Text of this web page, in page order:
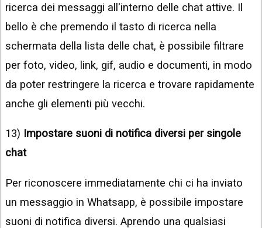
ricerca dei messaggi all'interno delle chat attive. Il
bello è che premendo il tasto di ricerca nella
schermata della lista delle chat, è possibile filtrare
per foto, video, link, gif, audio e documenti, in modo
da poter restringere la ricerca e trovare rapidamente
anche gli elementi più vecchi.
13) Impostare suoni di notifica diversi per singole
chat
Per riconoscere immediatamente chi ci ha inviato
un messaggio in Whatsapp, è possibile impostare
suoni di notifica diversi. Aprendo una qualsiasi